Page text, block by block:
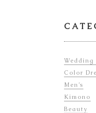
Wedding
Color
Men’s
Kimono
Beauty